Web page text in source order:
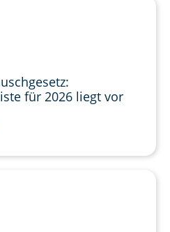
für 2026 liegt vor